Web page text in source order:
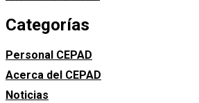
Categorías
Personal CEPAD
Acerca del CEPAD
Noticias